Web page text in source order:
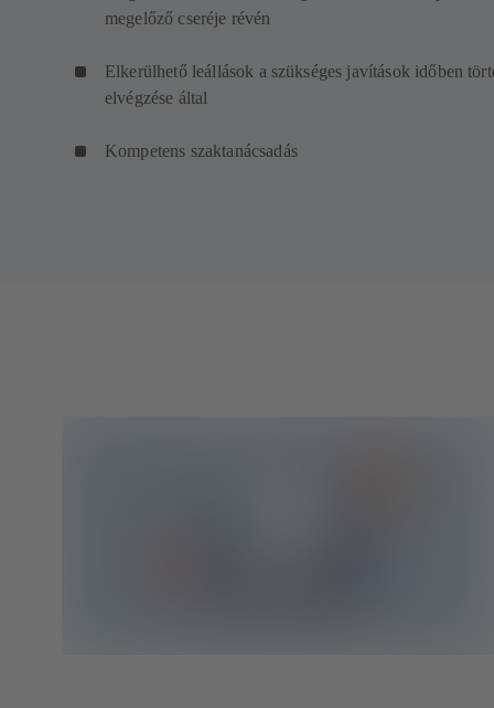
megelőző cseréje révén
Elkerülhető leállások a szükséges javítások időben
elvégzése által
Kompetens szaktanácsadás